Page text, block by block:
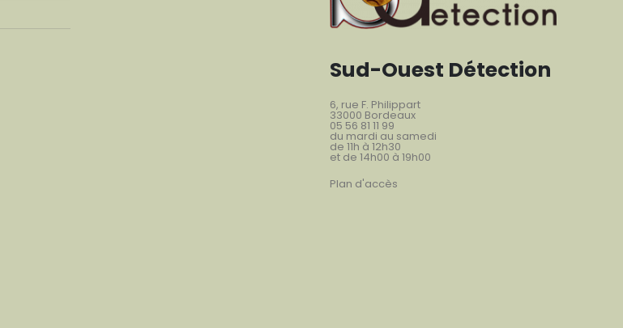
Sud-Ouest Détection
6, rue F. Philippart
33000 Bordeaux
05 56 81 11 99
du mardi au samedi
de 11h à 12h30
et de 14h00 à 19h00
Plan d'accès